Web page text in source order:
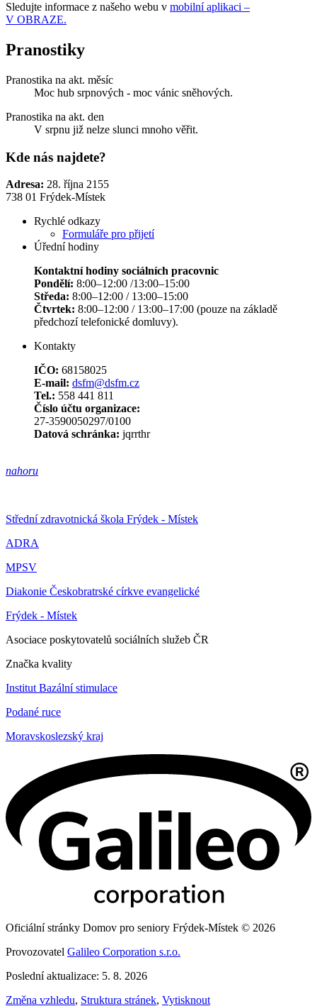
Sledujte informace z našeho webu v mobilní aplikaci –
V OBRAZE.
Pranostiky
Pranostika na akt. měsíc
Moc hub srpnových - moc vánic sněhových.
Pranostika na akt. den
V srpnu již nelze slunci mnoho věřit.
Kde nás najdete?
Adresa: 28. října 2155
738 01 Frýdek-Místek
Rychlé odkazy
Formuláře pro přijetí
Úřední hodiny
Kontaktní hodiny sociálních pracovnic
Pondělí: 8:00–12:00 /13:00–15:00
Středa: 8:00–12:00 / 13:00–15:00
Čtvrtek: 8:00–12:00 / 13:00–17:00 (pouze na základě
předchozí telefonické domluvy).
Kontakty
IČO: 68158025
E-mail: dsfm@dsfm.cz
Tel.: 558 441 811
Číslo účtu organizace:
27-3590050297/0100
Datová schránka: jqrrthr
nahoru
Střední zdravotnická škola Frýdek - Místek
ADRA
MPSV
Diakonie Českobratrské církve evangelické
Frýdek - Místek
Asociace poskytovatelů sociálních služeb ČR
Značka kvality
Institut Bazální stimulace
Podané ruce
Moravskoslezský kraj
Oficiální stránky Domov pro seniory Frýdek-Místek © 2026
Provozovatel Galileo Corporation s.r.o.
Poslední aktualizace: 5. 8. 2026
Změna vzhledu, Struktura stránek, Vytisknout